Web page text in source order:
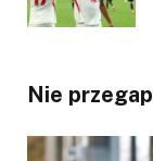
Nie przegap